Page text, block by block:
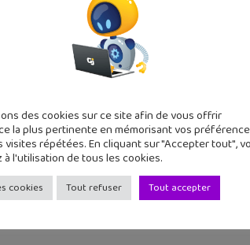
et les réseaux sociaux
de la robotique
numériques des enfants
des cookies sur ce site afin de vous offrir
la plus pertinente en mémorisant vos
visites répétées. En cliquant sur "Accepter tout",
l'utilisation de tous les cookies.
cookies Tout refuser Tout accepter